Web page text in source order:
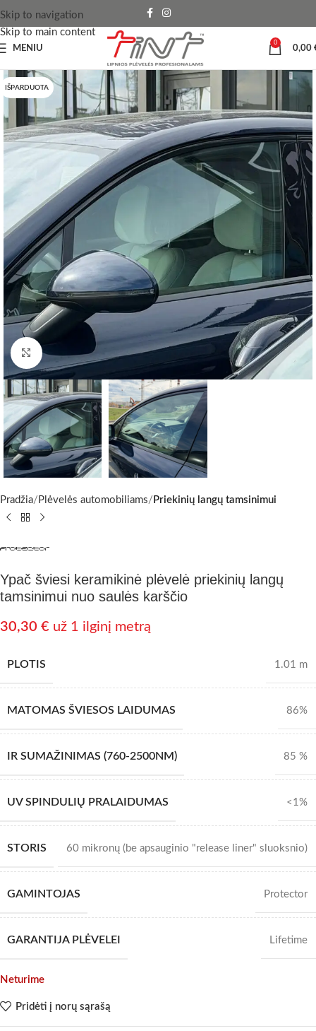
Skip to navigation
Skip to main content
MENIU
0
0,00
IŠPARDUOTA
Padidinti nuotrauką
Pradžia Plėvelės automobiliams Priekinių langų tamsinimui
Ypač šviesi keramikinė plėvelė priekinių langų
tamsinimui nuo saulės karščio
30,30 € už 1 ilginį metrą
PLOTIS 1.01 m
MATOMAS ŠVIESOS LAIDUMAS 86%
IR SUMAŽINIMAS (760-2500NM) 85 %
UV SPINDULIŲ PRALAIDUMAS <1%
STORIS 60 mikronų (be apsauginio "release liner" sluoksnio)
GAMINTOJAS Protector
GARANTIJA PLĖVELEI Lifetime
Neturime
Pridėti į norų sąrašą